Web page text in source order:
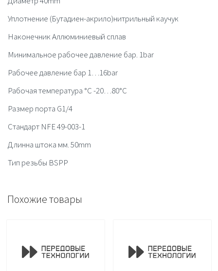
Уплотнение (Бутадиен-акрило)нитрильный каучук
Наконечник Аллюминиевый сплав
Минимальное рабочее давление бар. 1bar
Рабочее давление бар 1…16bar
Рабочая температура °C -20…80°C
Размер порта G1/4
Стандарт NFE 49-003-1
Длинна штока мм. 50mm
Тип резьбы BSPP
Похожие товары